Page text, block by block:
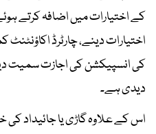
کے اختیارات میں اضافہ کرتے
اختیارات دینے، چارٹرڈ
کی انسپیکشن کی اجازت سمیت
دیدی ہے۔
اس کے علاوہ گاڑی یا جائیداد